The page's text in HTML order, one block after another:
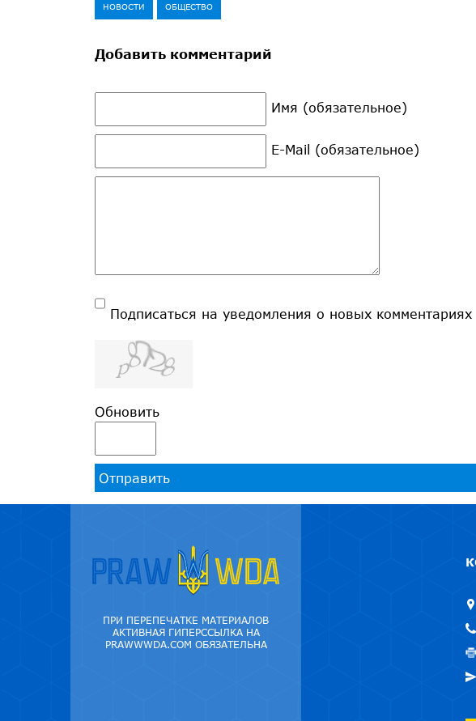
НОВОСТИ ОБЩЕСТВО
Добавить комментарий
Имя (обязательное)
E-Mail (обязательное)
Подписаться на уведомления о новых комментариях
Обновить
Отправить
ПРИ ПЕРЕПЕЧАТКЕ МАТЕРИАЛОВ
АКТИВНАЯ ГИПЕРССЫЛКА НА
PRAWWWDA.COM ОБЯЗАТЕЛЬНА